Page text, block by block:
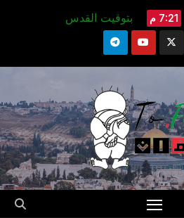
7:21 م بتوقيت القدس